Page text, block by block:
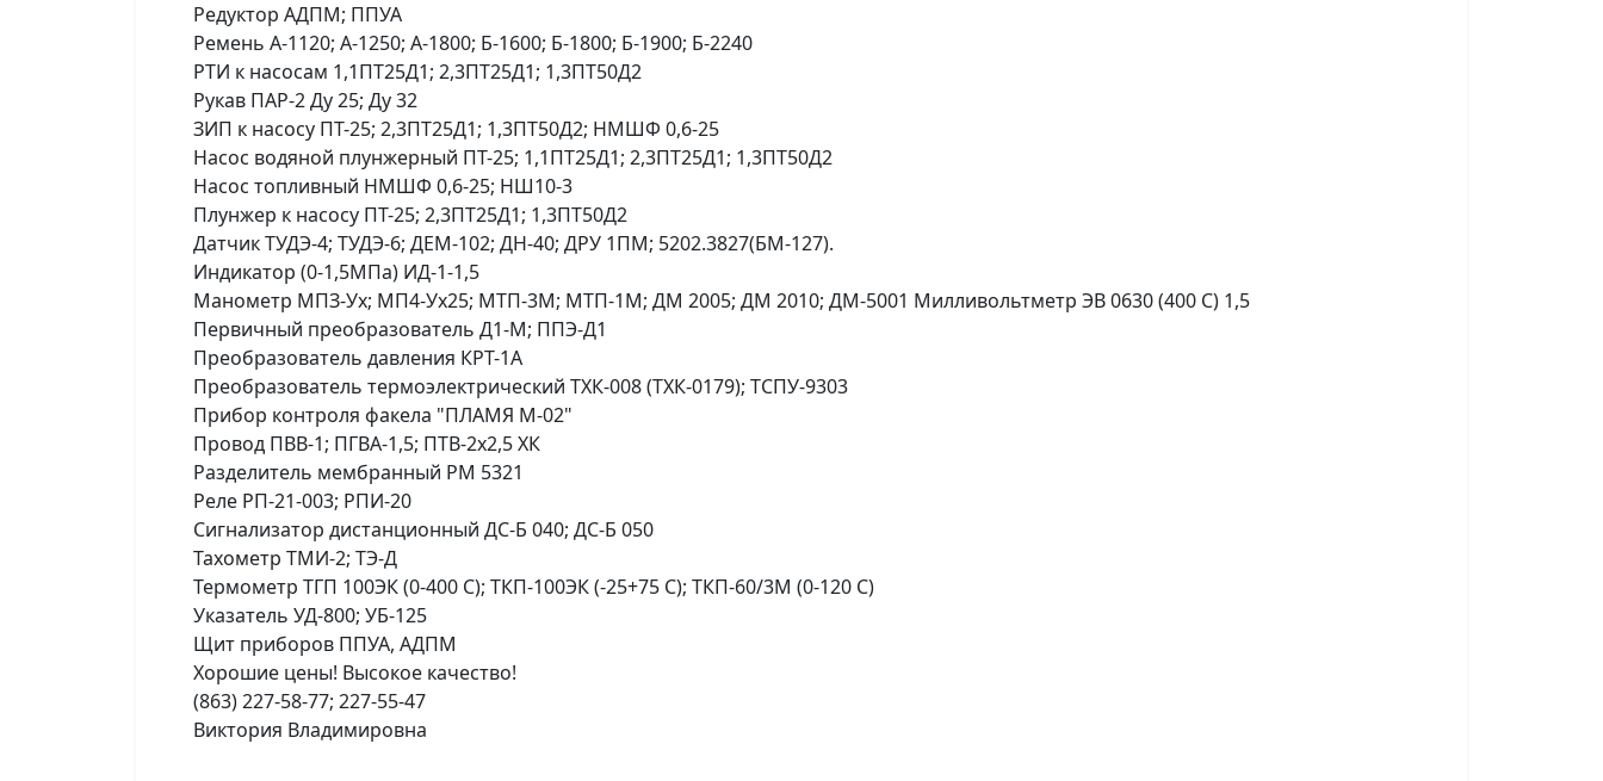
Редуктор АДПМ; ППУА
Ремень А-1120; А-1250; А-1800; Б-1600; Б-1800; Б-1900; Б-2240
РТИ к насосам 1,1ПТ25Д1; 2,3ПТ25Д1; 1,3ПТ50Д2
Рукав ПАР-2 Ду 25; Ду 32
ЗИП к насосу ПТ-25; 2,3ПТ25Д1; 1,3ПТ50Д2; НМШФ 0,6-25
Насос водяной плунжерный ПТ-25; 1,1ПТ25Д1; 2,3ПТ25Д1; 1,3ПТ50Д2
Насос топливный НМШФ 0,6-25; НШ10-3
Плунжер к насосу ПТ-25; 2,3ПТ25Д1; 1,3ПТ50Д2
Датчик ТУДЭ-4; ТУДЭ-6; ДЕМ-102; ДН-40; ДРУ 1ПМ; 5202.3827(БМ-127).
Индикатор (0-1,5МПа) ИД-1-1,5
Манометр МПЗ-Ух; МП4-Ух25; МТП-3М; МТП-1М; ДМ 2005; ДМ 2010; ДМ-5001 Милливольтметр ЭВ 0630 (400 С) 1,5
Первичный преобразователь Д1-М; ППЭ-Д1
Преобразователь давления КРТ-1А
Преобразователь термоэлектрический ТХК-008 (ТХК-0179); ТСПУ-9303
Прибор контроля факела "ПЛАМЯ М-02"
Провод ПВВ-1; ПГВА-1,5; ПТВ-2х2,5 ХК
Разделитель мембранный РМ 5321
Реле РП-21-003; РПИ-20
Сигнализатор дистанционный ДС-Б 040; ДС-Б 050
Тахометр ТМИ-2; ТЭ-Д
Термометр ТГП 100ЭК (0-400 С); ТКП-100ЭК (-25+75 С); ТКП-60/3М (0-120 С)
Указатель УД-800; УБ-125
Щит приборов ППУА, АДПМ
Хорошие цены! Высокое качество!
(863) 227-58-77; 227-55-47
Виктория Владимировна